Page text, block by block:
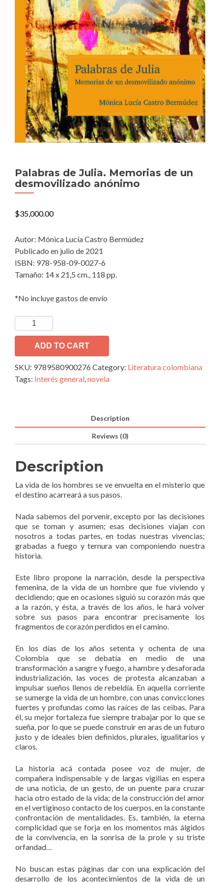
Palabras de Julia. Memorias de un
desmovilizado anónimo
$35,000.00
Autor: Mónica Lucía Castro Bermúdez
Publicado en julio de 2021
ISBN: 978-958-09-0027-6
Tamaño: 14 x 21,5 cm., 118 pp.
*No incluye gastos de envío
Palabras
de
Memorias
de
un
ADD TO CART
SKU: 9789580900276 Category: Literatura colombiana
Tags: Interés general novela
Description
Reviews (0)
Description
La vida de los hombres se ve envuelta en el misterio que
el destino acarreará a sus pasos.
Nada sabemos del porvenir, excepto por las decisiones
que se toman y asumen; esas decisiones viajan con
nosotros a todas partes, en todas nuestras vivencias;
grabadas a fuego y ternura van componiendo nuestra
historia.
Este libro propone la narración, desde la perspectiva
femenina, de la vida de un hombre que fue viviendo y
decidiendo; que en ocasiones siguió su corazón más que
a la razón, y ésta, a través de los años, le hará volver
sobre sus pasos para encontrar precisamente los
fragmentos de corazón perdidos en el camino.
En los días de los años setenta y ochenta de una
Colombia que se debatía en medio de una
transformación a sangre y fuego, a hambre y desaforada
industrialización, las voces de protesta alcanzaban a
impulsar sueños llenos de rebeldía. En aquella corriente
se sumerge la vida de un hombre, con unas convicciones
fuertes y profundas como las raíces de las ceibas. Para
él, su mejor fortaleza fue siempre trabajar por lo que se
sueña, por lo que se puede construir en aras de un futuro
justo y de ideales bien definidos, plurales, igualitarios y
claros.
La historia acá contada posee voz de mujer, de
compañera indispensable y de largas vigilias en espera
de una noticia, de un gesto, de un puente para cruzar
hacia otro estado de la vida; de la construcción del amor
en el vertiginoso contacto de los cuerpos, en la constante
confrontación de mentalidades. Es, también, la eterna
complicidad que se forja en los momentos más álgidos
de la convivencia, en la sonrisa de la prole y su triste
orfandad…
No buscan estas páginas dar con una explicación del
desarrollo de los acontecimientos de la vida de un